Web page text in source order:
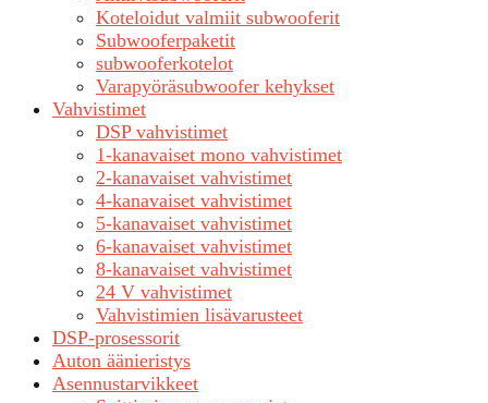
Koteloidut valmiit subwooferit
Subwooferpaketit
subwooferkotelot
Varapyöräsubwoofer kehykset
Vahvistimet
DSP vahvistimet
1-kanavaiset mono vahvistimet
2-kanavaiset vahvistimet
4-kanavaiset vahvistimet
5-kanavaiset vahvistimet
6-kanavaiset vahvistimet
8-kanavaiset vahvistimet
24 V vahvistimet
Vahvistimien lisävarusteet
DSP-prosessorit
Auton äänieristys
Asennustarvikkeet